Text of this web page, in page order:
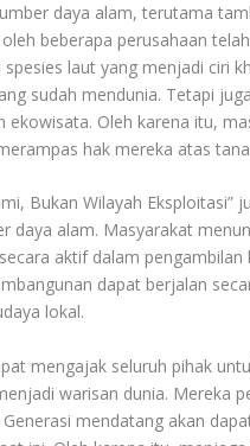
daya alam, terutama
beberapa perusahaan
laut yang menjadi ciri
sudah mendunia. Tetapi
ekowisata. Oleh karena itu,
hak mereka atas
Bukan Wilayah
daya alam. Masyarakat
aktif dalam
dapat berjalan
lokal.
mengajak seluruh pihak
warisan dunia. Mereka
mendatang akan